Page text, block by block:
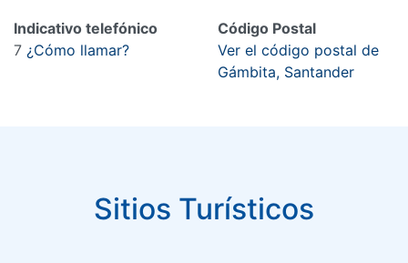
Indicativo telefónico
7 ¿Cómo llamar?
Código Postal
Ver el código postal de
Gámbita, Santander
Sitios Turísticos